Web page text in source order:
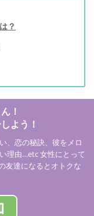
？
！
よう！
、恋の秘訣、彼をメロ
理由…etc 女性にとって
友達になるとオトクな